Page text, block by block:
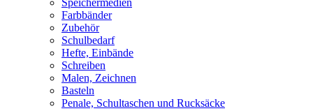
Speichermedien
Farbbänder
Zubehör
Schulbedarf
Hefte, Einbände
Schreiben
Malen, Zeichnen
Basteln
Penale, Schultaschen und Rucksäcke